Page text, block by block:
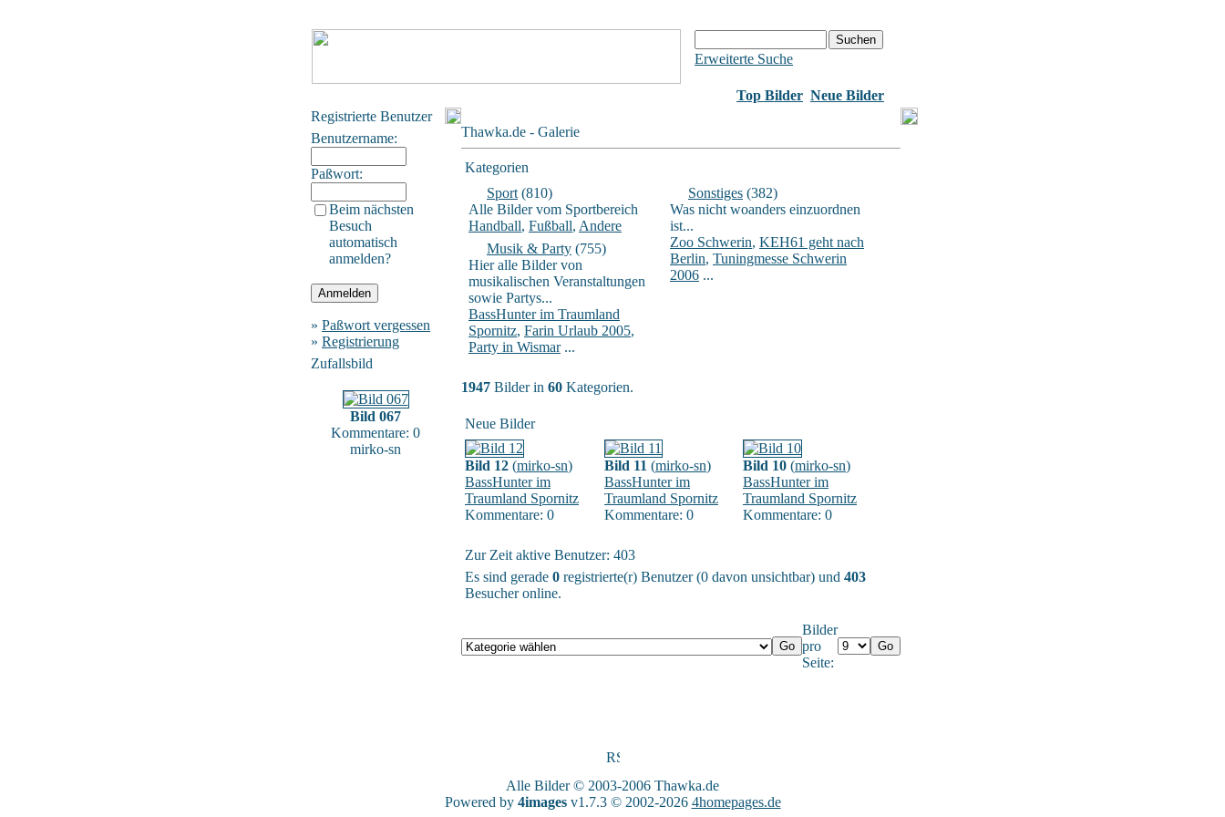
Erweiterte Suche
Top Bilder Neue Bilder
Registrierte Benutzer
Benutzername:
Paßwort:
Beim nächsten
Besuch
automatisch
anmelden?
» Paßwort vergessen
» Registrierung
Zufallsbild
Bild 067
Kommentare: 0
mirko-sn
Thawka.de - Galerie
Kategorien
Sport (810)
Alle Bilder vom Sportbereich
Handball, Fußball, Andere
Musik & Party (755)
Hier alle Bilder von
musikalischen Veranstaltungen
sowie Partys...
BassHunter im Traumland
Spornitz, Farin Urlaub 2005,
Party in Wismar...
Sonstiges (382)
Was nicht woanders einzuordnen
ist...
Zoo Schwerin, KEH61 geht nach
Berlin, Tuningmesse Schwerin
2006 ...
1947 Bilder in 60 Kategorien.
Neue Bilder
Bild 12 (mirko-sn)
BassHunter im
Traumland Spornitz
Kommentare: 0
Bild 11 (mirko-sn)
BassHunter im
Traumland Spornitz
Kommentare: 0
Bild 10 (mirko-sn)
BassHunter im
Traumland Spornitz
Kommentare: 0
Zur Zeit aktive Benutzer: 403
Es sind gerade 0 registrierte(r) Benutzer (0 davon unsichtbar) und 403
Besucher online.
Bilder
pro
Seite:
Alle Bilder © 2003-2006 Thawka.de
Powered by 4imagesv1.7.3 © 2002-2026 4homepages.de